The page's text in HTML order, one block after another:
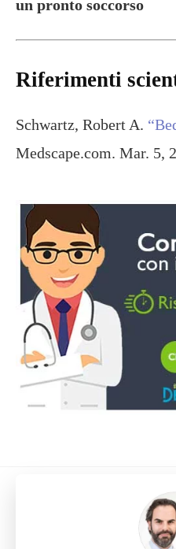
un pronto soccorso
Riferimenti
Schwartz, Robert A.
Medscape.com. Mar. 5,